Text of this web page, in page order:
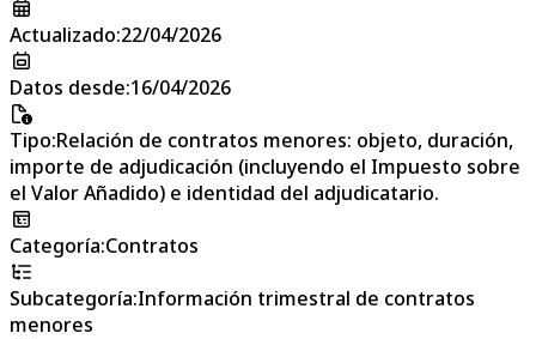
Actualizado:22/04/2026
Datos desde:16/04/2026
Tipo:Relación de contratos menores: objeto, duración,
importe de adjudicación (incluyendo el Impuesto sobre
el Valor Añadido) e identidad del adjudicatario.
Categoría:Contratos
Subcategoría:Información trimestral de contratos
menores